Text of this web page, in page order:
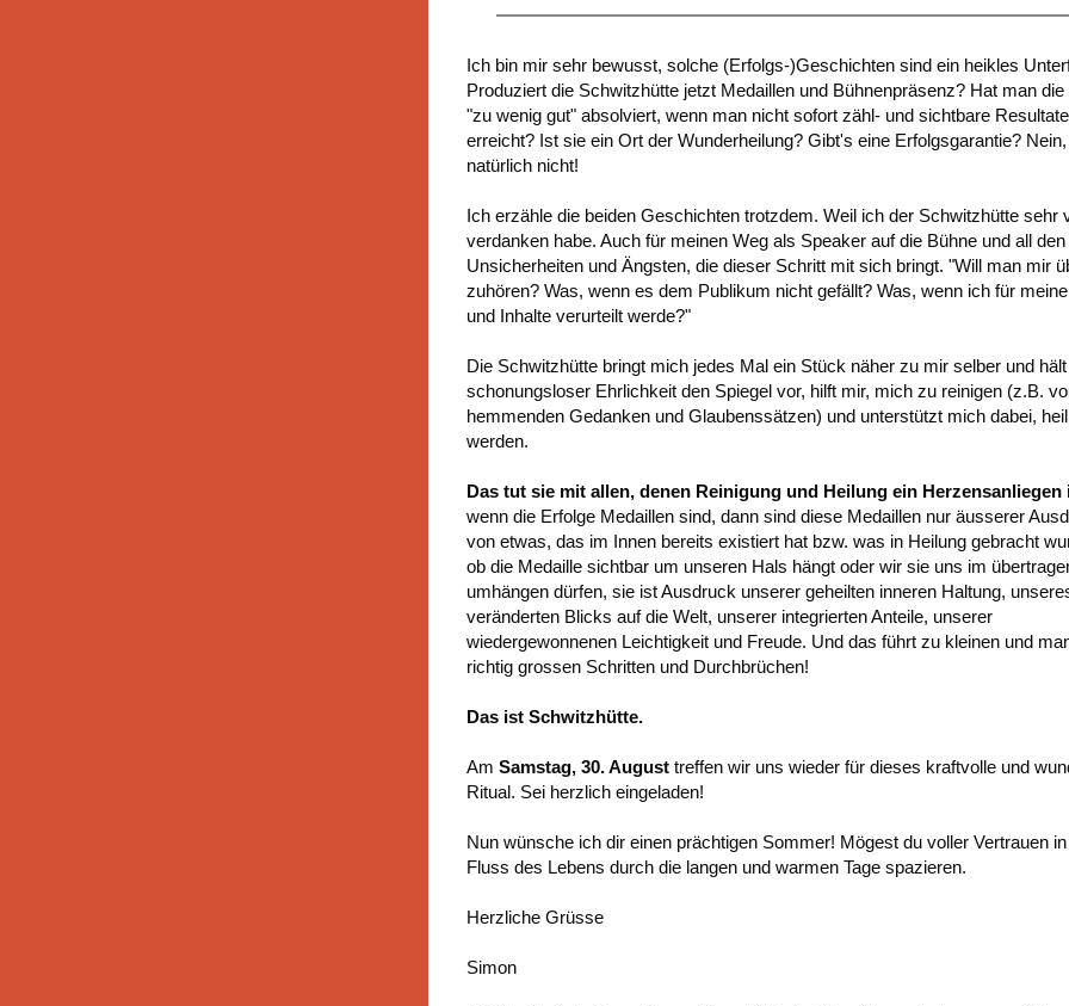
Ich bin mir sehr bewusst, solche (Erfolgs-)Geschichten sind ein heikles
Produziert die Schwitzhütte jetzt Medaillen und Bühnenpräsenz? Hat man die
"zu wenig gut" absolviert, wenn man nicht sofort zähl- und sichtbare Resultate
erreicht? Ist sie ein Ort der Wunderheilung? Gibt's eine Erfolgsgarantie? Nein,
natürlich nicht!
Ich erzähle die beiden Geschichten trotzdem. Weil ich der Schwitzhütte sehr
verdanken habe. Auch für meinen Weg als Speaker auf die Bühne und all den
Unsicherheiten und Ängsten, die dieser Schritt mit sich bringt. "Will man mir
zuhören? Was, wenn es dem Publikum nicht gefällt? Was, wenn ich für
und Inhalte verurteilt werde?"
Die Schwitzhütte bringt mich jedes Mal ein Stück näher zu mir selber und
schonungsloser Ehrlichkeit den Spiegel vor, hilft mir, mich zu reinigen (z.B.
hemmenden Gedanken und Glaubenssätzen) und unterstützt mich dabei,
werden.
Das tut sie mit allen, denen Reinigung und Heilung ein Herzensanliegen
wenn die Erfolge Medaillen sind, dann sind diese Medaillen nur äusserer
von etwas, das im Innen bereits existiert hat bzw. was in Heilung gebracht
ob die Medaille sichtbar um unseren Hals hängt oder wir sie uns im
umhängen dürfen, sie ist Ausdruck unserer geheilten inneren Haltung,
veränderten Blicks auf die Welt, unserer integrierten Anteile, unserer
wiedergewonnenen Leichtigkeit und Freude. Und das führt zu kleinen und
richtig grossen Schritten und Durchbrüchen!
Das ist Schwitzhütte.
Am Samstag, 30. August treffen wir uns wieder für dieses kraftvolle und
Ritual. Sei herzlich eingeladen!
Nun wünsche ich dir einen prächtigen Sommer! Mögest du voller Vertrauen
Fluss des Lebens durch die langen und warmen Tage spazieren.
Herzliche Grüsse
Simon